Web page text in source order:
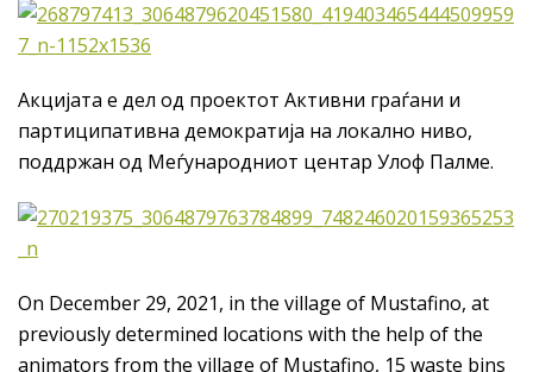
Акцијата е дел од проектот Активни граѓани и
партиципативна демократија на локално ниво,
поддржан од Меѓународниот центар Улоф Палме.
On December 29, 2021, in the village of Mustafino, at
previously determined locations with the help of the
animators from the village of Mustafino, 15 waste bins